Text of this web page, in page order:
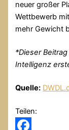
neuer großer
Wettbewerb
mehr Gewicht
*Dieser
Intelligenz
Quelle:
Teilen: